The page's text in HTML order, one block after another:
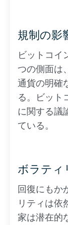
規制の影
ビットコイ
つの側面は
通貨の明確
る。ビット
に関する議
ている。
ボラティ
回復にもか
リティは依
家は潜在的